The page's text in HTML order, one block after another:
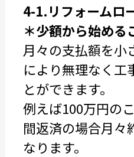
4-1.リフォームロ
＊少額から始める
月々の支払額を小
により無理なく工
とができます。
例えば100万円の
間返済の場合月々
なります。